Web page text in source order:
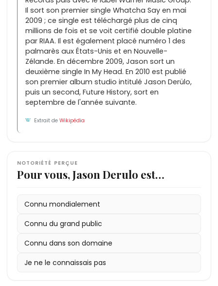
Il sort son premier single Whatcha Say en mai
2009 ; ce single est téléchargé plus de cinq
millions de fois et se voit certifié double platine
par RIAA. Il est également placé numéro 1 des
palmarès aux États-Unis et en Nouvelle-
Zélande. En décembre 2009, Jason sort un
deuxième single In My Head. En 2010 est publié
son premier album studio intitulé Jason Derülo,
puis un second, Future History, sort en
septembre de l'année suivante.
Extrait deWikipédia
NOTORIÉTÉ PERÇUE
Pour vous, Jason Derulo est…
Connu mondialement
Connu du grand public
Connu dans son domaine
Je ne le connaissais pas